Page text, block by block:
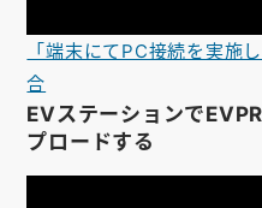
「端末にてPC接続を実施
合
EVステーションで
プロードする